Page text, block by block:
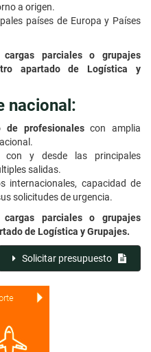
a origen.
países de Europa y Países
parciales o grupajes
apartado de Logística y
nacional:
de profesionalescon amplia
con y desde las principales
salidas.
internacionales, capacidad de
solicitudes de urgencia.
parciales o grupajes
de Logística y Grupajes.
Solicitar presupuesto